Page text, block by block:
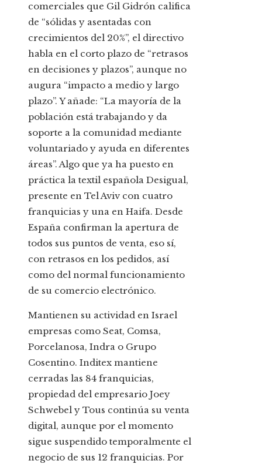
comerciales que Gil Gidrón califica
de “sólidas y asentadas con
crecimientos del 20%”, el directivo
habla en el corto plazo de “retrasos
en decisiones y plazos”, aunque no
augura “impacto a medio y largo
plazo”. Y añade: “La mayoría de la
población está trabajando y da
soporte a la comunidad mediante
voluntariado y ayuda en diferentes
áreas”. Algo que ya ha puesto en
práctica la textil española Desigual,
presente en Tel Aviv con cuatro
franquicias y una en Haifa. Desde
España confirman la apertura de
todos sus puntos de venta, eso sí,
con retrasos en los pedidos, así
como del normal funcionamiento
de su comercio electrónico.
Mantienen su actividad en Israel
empresas como Seat, Comsa,
Porcelanosa, Indra o Grupo
Cosentino. Inditex mantiene
cerradas las 84 franquicias,
propiedad del empresario Joey
Schwebel y Tous continúa su venta
digital, aunque por el momento
sigue suspendido temporalmente el
negocio de sus 12 franquicias. Por